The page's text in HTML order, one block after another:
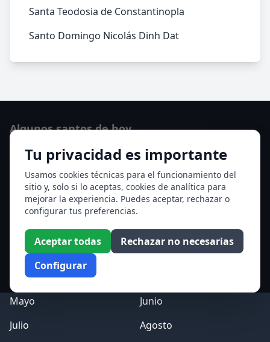
Santa Teodosia de Constantinopla
Santo Domingo Nicolás Dinh Dat
Tu privacidad es importante
Usamos cookies técnicas para el funcionamiento del
sitio y, solo si lo aceptas, cookies de analítica para
mejorar la experiencia. Puedes aceptar, rechazar o
configurar tus preferencias.
Aceptar todas
Rechazar no necesarias
Configurar
Algunos santos de hoy
San Osvaldo de Maserfield
Santa Edith Stein (Sor Teresa Benedicta de la Cruz)
Ver todos los santos de hoy
Acceso a los Meses
Enero
Febrero
Marzo
Mayo
Junio
Julio
Agosto